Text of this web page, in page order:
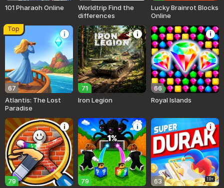
101 Pharaoh Online
Worldtrip Find the
differences
Lucky Brainrot Blocks
Online
67
Top
Atlantis: The Lost
Paradise
71
Iron Legion
66
Royal Islands
79
79
63 18+